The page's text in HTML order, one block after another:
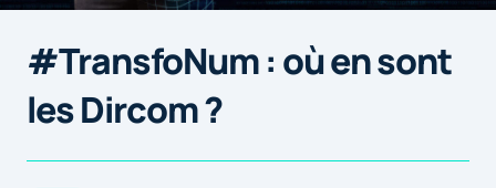
#TransfoNum : où en sont
les Dircom ?